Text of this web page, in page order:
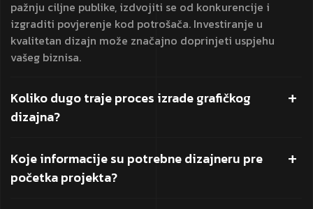
pažnju ciljne publike, izdvojiti se od konkurencije i
izgraditi povjerenje kod potrošača. Investiranje u
kvalitetan dizajn može značajno doprinjeti uspjehu
vašeg biznisa.
Koliko dugo traje proces izrade grafičkog
dizajna?
Koje informacije su potrebne dizajneru pre
početka projekta?